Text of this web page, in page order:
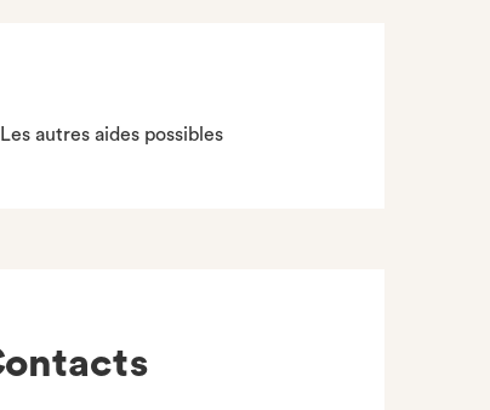
Les autres aides possibles